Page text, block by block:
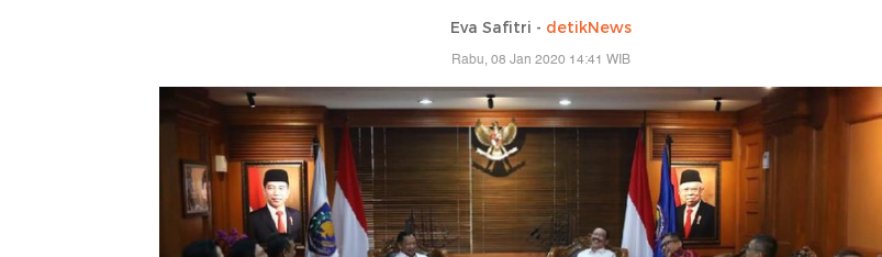
Eva Safitri - detikNews
Rabu, 08 Jan 2020 14:41 WIB